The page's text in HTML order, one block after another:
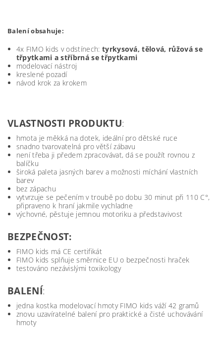
Balení obsahuje:
4x FIMO kids v odstínech: tyrkysová, tělová, růžová se
třpytkami a stříbrná se třpytkami
modelovací nástroj
kreslené pozadí
návod krok za krokem
VLASTNOSTI PRODUKTU:
hmota je měkká na dotek, ideální pro dětské ruce
snadno tvarovatelná pro větší zábavu
není třeba ji předem zpracovávat, dá se použít rovnou z
balíčku
široká paleta jasných barev a možnosti míchání vlastních
barev
bez zápachu
vytvrzuje se pečením v troubě po dobu 30 minut při 110 C°,
připraveno k hraní jakmile vychladne
výchovné, pěstuje jemnou motoriku a představivost
BEZPEČNOST:
FIMO kids má CE certifikát
FIMO kids splňuje směrnice EU o bezpečnosti hraček
testováno nezávislými toxikology
BALENÍ:
jedna kostka modelovací hmoty FIMO kids váží 42 gramů
znovu uzavíratelné balení pro praktické a čisté uchovávání
hmoty